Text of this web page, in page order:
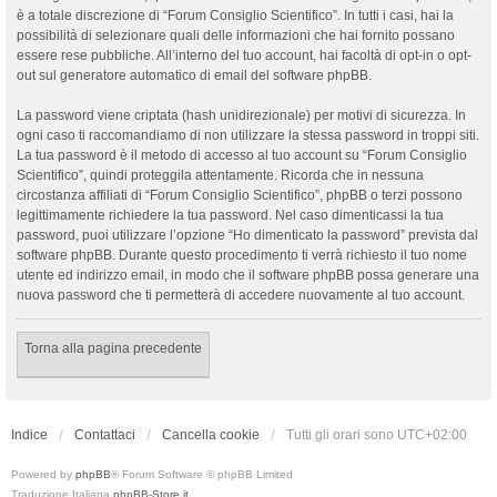
è a totale discrezione di “Forum Consiglio Scientifico”. In tutti i casi, hai la
possibilità di selezionare quali delle informazioni che hai fornito possano
essere rese pubbliche. All’interno del tuo account, hai facoltà di opt-in o opt-
out sul generatore automatico di email del software phpBB.
La password viene criptata (hash unidirezionale) per motivi di sicurezza. In
ogni caso ti raccomandiamo di non utilizzare la stessa password in troppi siti.
La tua password è il metodo di accesso al tuo account su “Forum Consiglio
Scientifico”, quindi proteggila attentamente. Ricorda che in nessuna
circostanza affiliati di “Forum Consiglio Scientifico”, phpBB o terzi possono
legittimamente richiedere la tua password. Nel caso dimenticassi la tua
password, puoi utilizzare l’opzione “Ho dimenticato la password” prevista dal
software phpBB. Durante questo procedimento ti verrà richiesto il tuo nome
utente ed indirizzo email, in modo che il software phpBB possa generare una
nuova password che ti permetterà di accedere nuovamente al tuo account.
Torna alla pagina precedente
Indice Contattaci Cancella cookie Tutti gli orari sono UTC+02:00
Powered by phpBB® Forum Software © phpBB Limited
Traduzione Italiana phpBB-Store.it